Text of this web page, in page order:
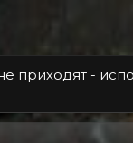
приходят -